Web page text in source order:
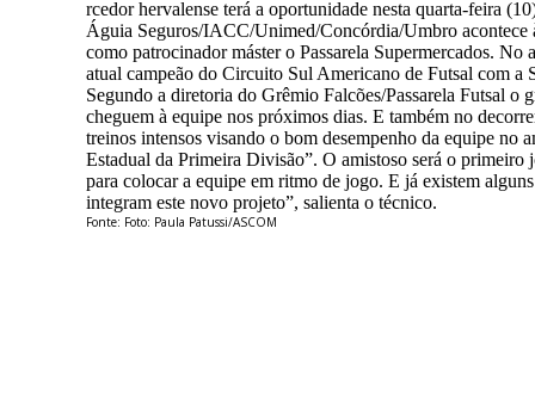
rcedor hervalense terá a oportunidade nesta quarta-feira
Águia Seguros/IACC/Unimed/Concórdia/Umbro acontece
como patrocinador máster o Passarela Supermercados.
atual campeão do Circuito Sul Americano de Futsal com a
Segundo a diretoria do Grêmio Falcões/Passarela Futsal o
cheguem à equipe nos próximos dias. E também no
treinos intensos visando o bom desempenho da equipe no
Estadual da Primeira Divisão”. O amistoso será o
para colocar a equipe em ritmo de jogo. E já existem
integram este novo projeto”, salienta o técnico.
Fonte: Foto: Paula Patussi/ASCOM